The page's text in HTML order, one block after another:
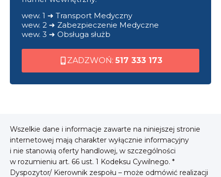
wew. 1 ➜ Transport Medyczny
wew. 2 ➜ Zabezpieczenie Medyczne
wew. 3 ➜ Obsługa służb
ZADZWOŃ: 517 333 173
Wszelkie dane i informacje zawarte na niniejszej stronie
internetowej mają charakter wyłącznie informacyjny
i nie stanowią oferty handlowej, w szczególności
w rozumieniu art. 66 ust. 1 Kodeksu Cywilnego. *
Dyspozytor/ Kierownik zespołu – może odmówić realizacji